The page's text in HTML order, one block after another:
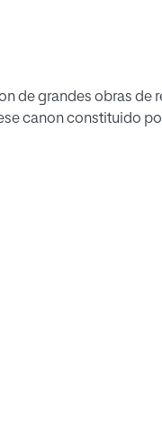
de grandes obras de
canon constituido